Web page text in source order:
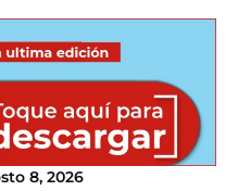
8, 2026